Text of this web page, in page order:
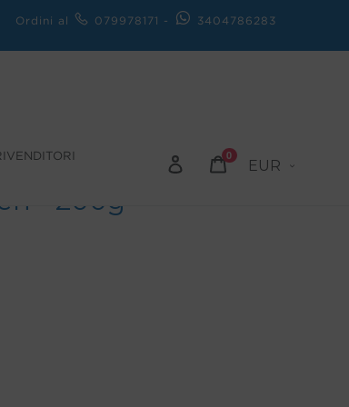
Ordini al 079978171 - 3404786283
Accedi Carrello
0
- 200g